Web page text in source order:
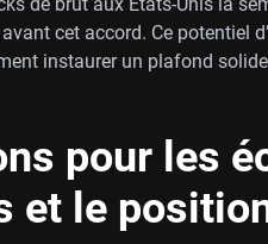
cet accord. Ce potentiel
instaurer un plafond
pour les
et le